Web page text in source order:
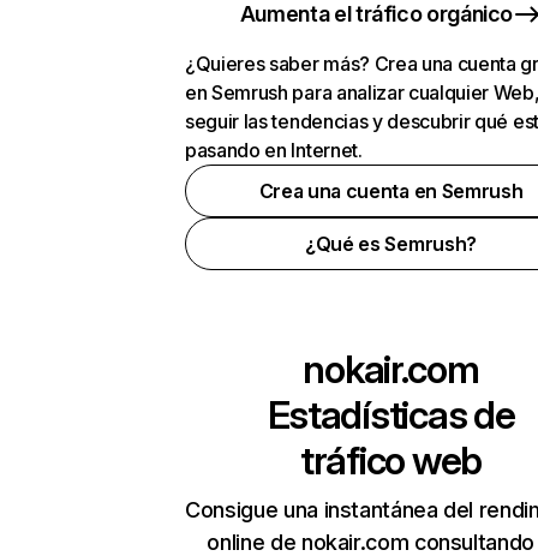
Aumenta el tráfico orgánico
¿Quieres saber más? Crea una cuenta
en Semrush para analizar cualquier
seguir las tendencias y descubrir qué
pasando en Internet.
Crea una cuenta en Semrush
¿Qué es Semrush?
nokair.com
Estadísticas de
tráfico web
Consigue una instantánea del
online de nokair.com